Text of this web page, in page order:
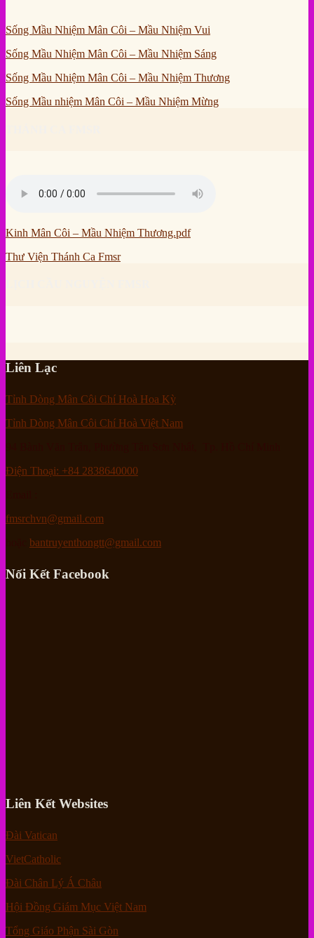
Sống Mầu Nhiệm Mân Côi – Mầu Nhiệm Vui
Sống Mầu Nhiệm Mân Côi – Mầu Nhiệm Sáng
Sống Mầu Nhiệm Mân Côi – Mầu Nhiệm Thương
Sống Mầu nhiệm Mân Côi – Mầu Nhiệm Mừng
Kinh Mân Côi – Mầu Nhiệm Thương.pdf
Thư Viện Thánh Ca Fmsr
Liên Lạc
Tỉnh Dòng Mân Côi Chí Hoà Hoa Kỳ
Tỉnh Dòng Mân Côi Chí Hoà Việt Nam
Điện Thoại: +84 2838640000
fmsrchvn@gmail.com
bantruyenthongtt@gmail.com
Nối Kết Facebook
Liên Kết Websites
Đài Vatican
VietCatholic
Đài Chân Lý Á Châu
Hội Đồng Giám Mục Việt Nam
Tổng Giáo Phận Sài Gòn